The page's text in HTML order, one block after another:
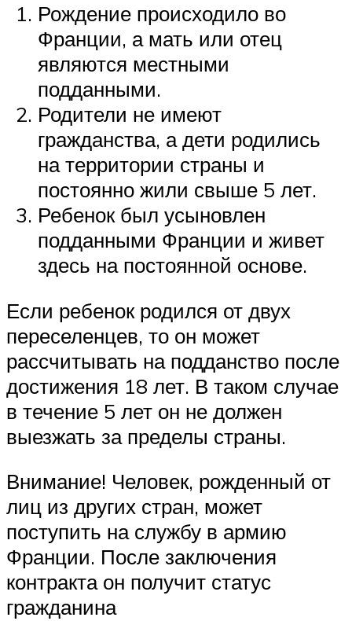
Рождение происходило во
Франции, а мать или отец
являются местными
подданными.
Родители не имеют
гражданства, а дети родились
на территории страны и
постоянно жили свыше 5 лет.
Ребенок был усыновлен
подданными Франции и живет
здесь на постоянной основе.
Если ребенок родился от двух
переселенцев, то он может
рассчитывать на подданство после
достижения 18 лет. В таком случае
в течение 5 лет он не должен
выезжать за пределы страны.
Внимание! Человек, рожденный от
лиц из других стран, может
поступить на службу в армию
Франции. После заключения
контракта он получит статус
гражданина